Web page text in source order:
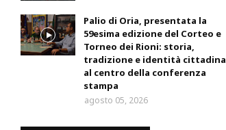
Palio di Oria, presentata la
59esima edizione del Corteo e
Torneo dei Rioni: storia,
tradizione e identità cittadina
al centro della conferenza
stampa
agosto 05, 2026